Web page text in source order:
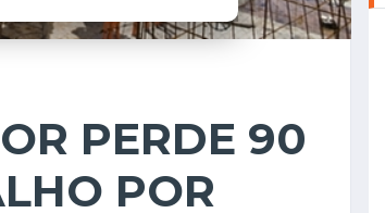
PERDE 90
POR